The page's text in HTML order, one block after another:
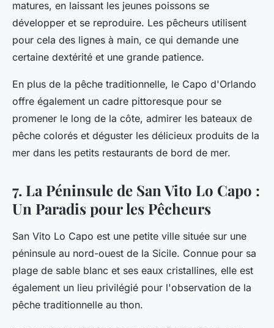
matures, en laissant les jeunes poissons se
développer et se reproduire. Les pêcheurs utilisent
pour cela des lignes à main, ce qui demande une
certaine dextérité et une grande patience.
En plus de la pêche traditionnelle, le Capo d'Orlando
offre également un cadre pittoresque pour se
promener le long de la côte, admirer les bateaux de
pêche colorés et déguster les délicieux produits de la
mer dans les petits restaurants de bord de mer.
7. La Péninsule de San Vito Lo Capo :
Un Paradis pour les Pêcheurs
San Vito Lo Capo est une petite ville située sur une
péninsule au nord-ouest de la Sicile. Connue pour sa
plage de sable blanc et ses eaux cristallines, elle est
également un lieu privilégié pour l'observation de la
pêche traditionnelle au thon.